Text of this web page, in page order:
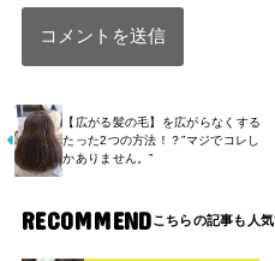
【広がる髪の毛】を広がらなくする
たった2つの方法！？”マジでコレし
かありません。”
RECOMMEND